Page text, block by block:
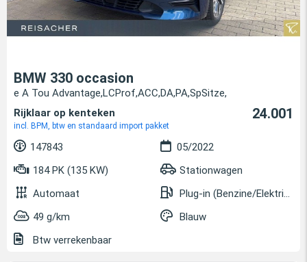
BMW 330 occasion
e A Tou Advantage,LCProf,ACC,DA,PA,SpSitze,
Rijklaar op kenteken
incl. BPM, btw en standaard import pakket
24.001
147843
05/2022
184 PK (135 KW)
Stationwagen
Automaat
Plug-in (Benzine/Elektrisch)
49 g/km
Blauw
Btw verrekenbaar